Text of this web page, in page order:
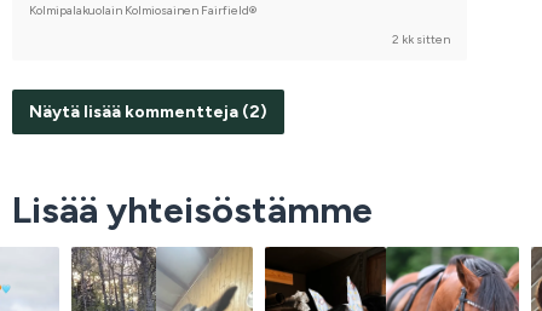
Kolmipalakuolain Kolmiosainen Fairfield®
2 kk sitten
Näytä lisää kommentteja (2)
Lisää yhteisöstämme